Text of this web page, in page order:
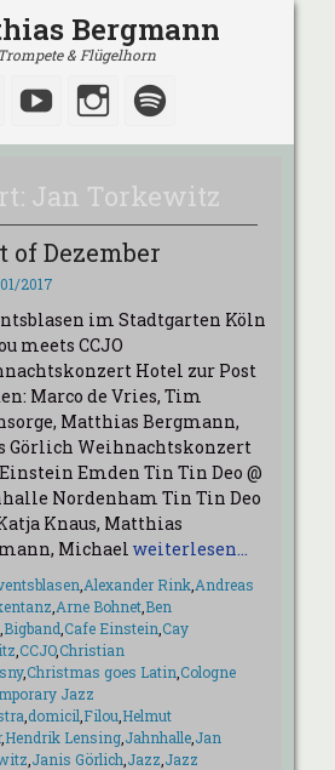
Bergmann
Trompete & Flügelhorn
Facebook
YouTubeInstagram
Jan Torkewitz
of Dezember
2017
im Stadtgarten Köln
meets CCJO
Hotel zur Post
Marco de Vries, Tim
Matthias Bergmann,
Görlich Weihnachtskonzert
Emden Tin Tin Deo @
Nordenham Tin Tin Deo
Knaus, Matthias
Michael weiterlesen…
Alexander Rink, Andreas
Arne Bohnet, Ben
Bigband Cafe Einstein Cay
CCJO,Christian
,Christmas goes Latin Cologne
Jazz
domicil Filou Helmut
,Hendrik Lensing, Jahnhalle, Jan
Janis Görlich Jazz Jazz